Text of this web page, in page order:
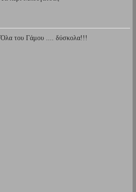
Όλα του Γάμου .... δύσκολα!!!